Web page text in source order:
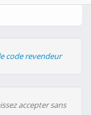
code revendeur
accepter sans